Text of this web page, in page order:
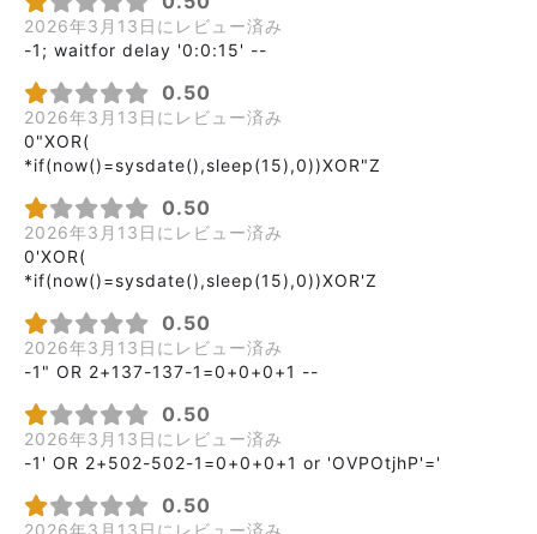
2026年3月13日にレビュー済み
-1; waitfor delay '0:0:15' --
0.50
2026年3月13日にレビュー済み
0"XOR(
*if(now()=sysdate(),sleep(15),0))XOR"Z
0.50
2026年3月13日にレビュー済み
0'XOR(
*if(now()=sysdate(),sleep(15),0))XOR'Z
0.50
2026年3月13日にレビュー済み
-1" OR 2+137-137-1=0+0+0+1 --
0.50
2026年3月13日にレビュー済み
-1' OR 2+502-502-1=0+0+0+1 or 'OVPOtjhP'='
0.50